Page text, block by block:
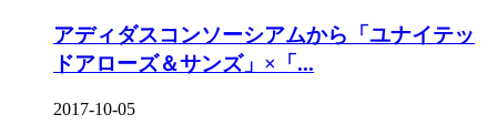
アディダスコンソーシアムから「ユナイテッ
ドアローズ＆サンズ」×「...
2017-10-05